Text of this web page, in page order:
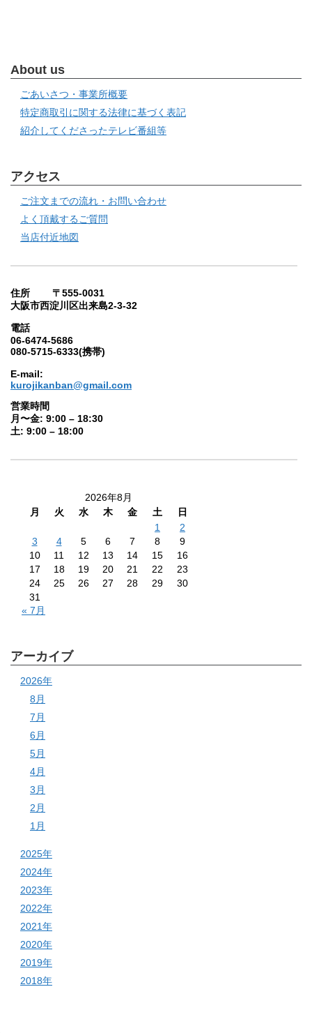
About us
ごあいさつ・事業所概要
特定商取引に関する法律に基づく表記
紹介してくださったテレビ番組等
アクセス
ご注文までの流れ・お問い合わせ
よく頂戴するご質問
当店付近地図
住所 〒555-0031
大阪市西淀川区出来島2-3-32
電話
06-6474-5686
080-5715-6333(携帯)
E-mail:
kurojikanban@gmail.com
営業時間
月〜金: 9:00 – 18:30
土: 9:00 – 18:00
2026年8月
月
火 水 木 金 土
日
1
2
3
4 5 6 7 8
9
10
11 12 13 14 15
16
17
18 19 20 21 22
23
24
25 26 27 28 29
30
31
« 7月
アーカイブ
2026年
8月
7月
6月
5月
4月
3月
2月
1月
2025年
2024年
2023年
2022年
2021年
2020年
2019年
2018年